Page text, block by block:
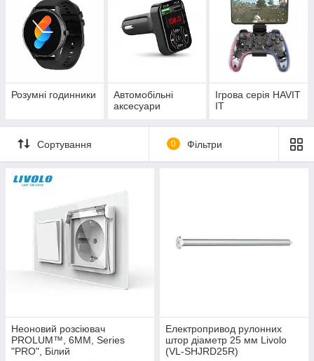
Розумні годинники
Автомобільні
аксесуари
Ігрова серія HAVIT
IT
Сортування 0 Фільтри
Неоновий розсіювач
PROLUM™, 6ММ, Series
"PRO", Білий
Електропривод рулонних
штор діаметр 25 мм Livolo
(VL-SHJRD25R)